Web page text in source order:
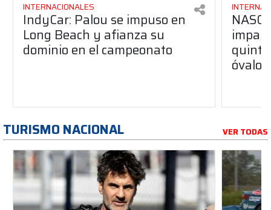
INTERNACIONALES
IndyCar: Palou se impuso en
Long Beach y afianza su
dominio en el campeonato
óvalo
TURISMO NACIONAL VER TODAS